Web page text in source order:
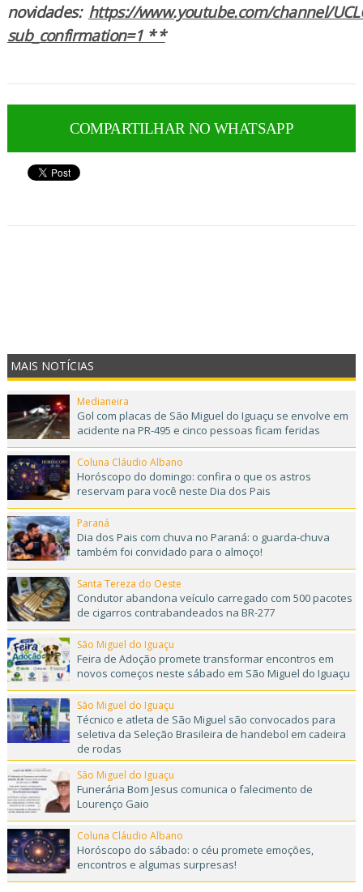
novidades: https://www.youtube.com/channel/
sub_confirmation=1 * *
COMPARTILHAR NO WHATSAPP
MAIS NOTÍCIAS
Medianeira
Gol com placas de São Miguel do Iguaçu se envolve em
acidente na PR-495 e cinco pessoas ficam feridas
Coluna Cláudio Albano
Horóscopo do domingo: confira o que os astros
reservam para você neste Dia dos Pais
Paraná
Dia dos Pais com chuva no Paraná: o guarda-chuva
também foi convidado para o almoço!
Santa Tereza do Oeste
Condutor abandona veículo carregado com 500 pacotes
de cigarros contrabandeados na BR-277
São Miguel do Iguaçu
Feira de Adoção promete transformar encontros em
novos começos neste sábado em São Miguel do Iguaçu
São Miguel do Iguaçu
Técnico e atleta de São Miguel são convocados para
seletiva da Seleção Brasileira de handebol em cadeira
de rodas
São Miguel do Iguaçu
Funerária Bom Jesus comunica o falecimento de
Lourenço Gaio
Coluna Cláudio Albano
Horóscopo do sábado: o céu promete emoções,
encontros e algumas surpresas!